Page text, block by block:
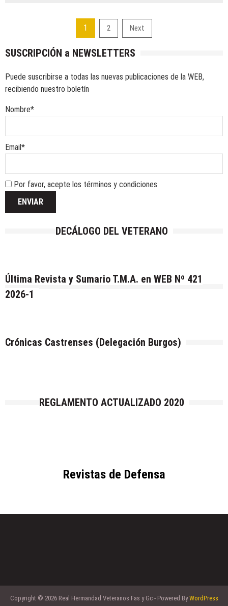
de
1 2 Next
SUSCRIPCIÓN a NEWSLETTERS
Puede suscribirse a todas las nuevas publicaciones de la WEB,
recibiendo nuestro boletín
Nombre*
Email*
Por favor, acepte los términos y condiciones
DECÁLOGO DEL VETERANO
Última Revista y Sumario T.M.A. en WEB Nº 421
2026-1
Crónicas Castrenses (Delegación Burgos)
REGLAMENTO ACTUALIZADO 2020
Revistas de Defensa
Copyright © 2026 Real Hermandad Veteranos Fas y Gc - Powered ByWordPress